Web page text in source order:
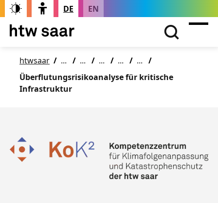
DE EN
htwsaar
Überflutungsrisikoanalyse für kritische
Infrastruktur